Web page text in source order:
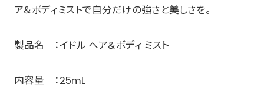
ア＆ボディミストで自分だけの強さと美しさを。
製品名 ：イドル ヘア＆ボディ ミスト​
内容量 ：25mL ​